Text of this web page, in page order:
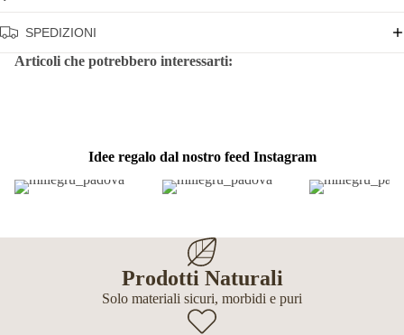
SPEDIZIONI
Articoli che potrebbero interessarti:
Idee regalo dal nostro feed Instagram
Prodotti Naturali
Solo materiali sicuri, morbidi e puri